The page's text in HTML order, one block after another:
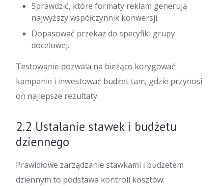
Sprawdzić, które formaty reklam generują
najwyższy współczynnik konwersji.
Dopasować przekaz do specyfiki grupy
docelowej.
Testowanie pozwala na bieżąco korygować
kampanie i inwestować budżet tam, gdzie przynosi
on najlepsze rezultaty.
2.2 Ustalanie stawek i budżetu
dziennego
Prawidłowe zarządzanie stawkami i budżetem
dziennym to podstawa kontroli kosztów: